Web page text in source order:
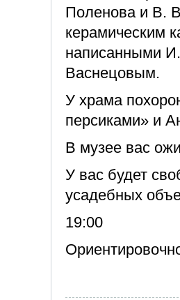
Поленова и В.
керамическим
написанными
Васнецовым.
У храма
персиками» и
В музее вас
У вас будет
усадебных
19:00